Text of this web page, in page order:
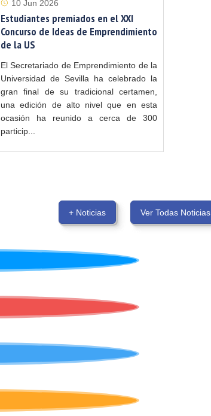
10 Jun 2026
Estudiantes premiados en el XXI
Concurso de Ideas de Emprendimiento
de la US
El Secretariado de Emprendimiento de la
Universidad de Sevilla ha celebrado la
gran final de su tradicional certamen,
una edición de alto nivel que en esta
ocasión ha reunido a cerca de 300
particip...
+ Noticias Ver Todas Noticias